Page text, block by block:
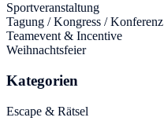
Sportveranstaltung
Tagung / Kongress / Konferenz
Teamevent & Incentive
Weihnachtsfeier
Kategorien
Escape & Rätsel